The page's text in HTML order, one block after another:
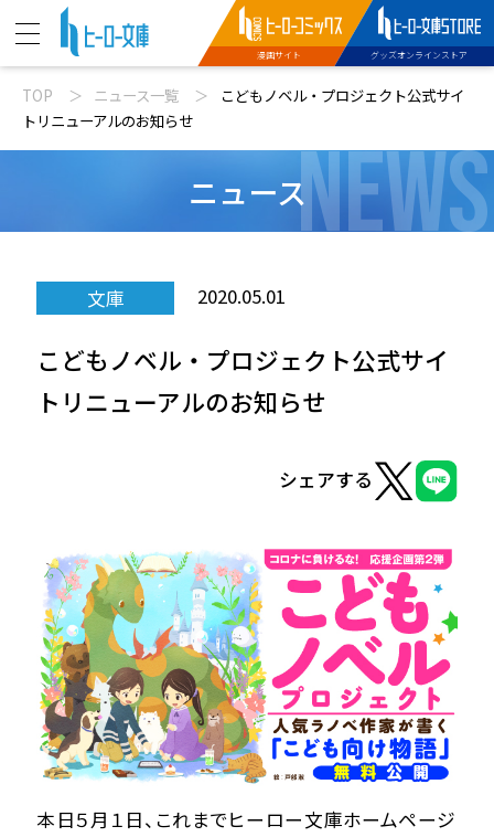
ニュース
コミックス配信
特設サイト
ヒーロー文庫
ヒーローコミックス
漫画サイト グッズオンラインストア
TOP ニュース一覧
こどもノベル・プロジェクト公式サイ
トリニューアルのお知らせ
ニュースNEWS
文庫 2020.05.01
こどもノベル・プロジェクト公式サイ
トリニューアルのお知らせ
シェアする
本日５月１日、これまでヒーロー文庫ホームページ